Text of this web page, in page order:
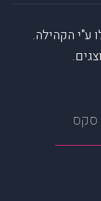
ע"י הקהילה.
סקס